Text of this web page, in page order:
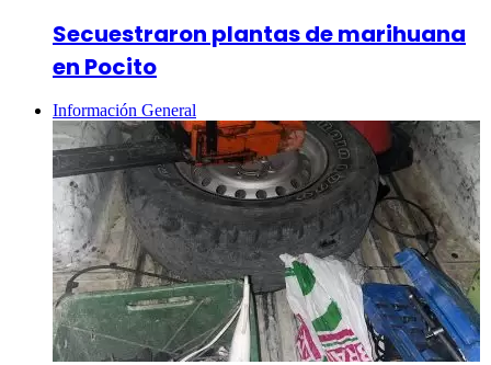
Secuestraron plantas de marihuana
en Pocito
Información General